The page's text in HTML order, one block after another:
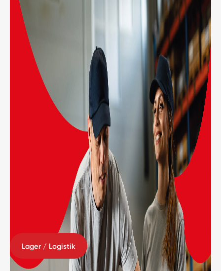
Lager / Logistik